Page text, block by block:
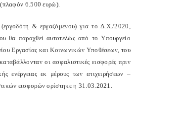
(πλαφόν 6.500 ευρώ).
(εργοδότη & εργαζόμενου) για το Δ.Χ./2020,
θα παραχθεί αυτοτελώς από το Υπουργείο
Εργασίας και Κοινωνικών Υποθέσεων, του
οι ασφαλιστικές εισφορές πριν
ενέργειας εκ μέρους των επιχειρήσεων –
εισφορών ορίστηκε η 31.03.2021.